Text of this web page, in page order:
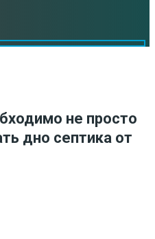
не просто
дно септика от